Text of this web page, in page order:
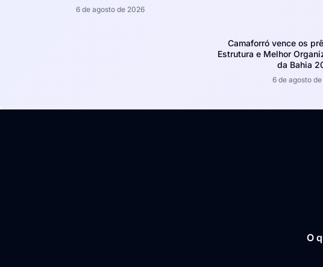
6 de agosto de 2026
Camaforró vence os
Estrutura e Melhor
da Bahia
6 de agosto
O